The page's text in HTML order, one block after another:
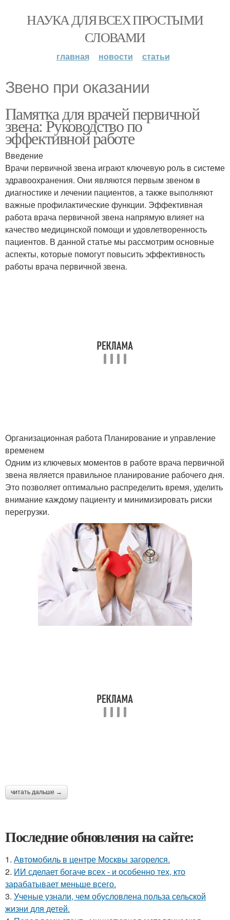
НАУКА ДЛЯ ВСЕХ ПРОСТЫМИ
СЛОВАМИ
главная новости статьи
Звено при оказании
Памятка для врачей первичной
звена: Руководство по
эффективной работе
Введение
Врачи первичной звена играют ключевую роль в системе
здравоохранения. Они являются первым звеном в
диагностике и лечении пациентов, а также выполняют
важные профилактические функции. Эффективная
работа врача первичной звена напрямую влияет на
качество медицинской помощи и удовлетворенность
пациентов. В данной статье мы рассмотрим основные
аспекты, которые помогут повысить эффективность
работы врача первичной звена.
Организационная работа Планирование и управление
временем
Одним из ключевых моментов в работе врача первичной
звена является правильное планирование рабочего дня.
Это позволяет оптимально распределить время, уделить
внимание каждому пациенту и минимизировать риски
перегрузки.
читать дальше →
Последние обновления на сайте:
1. Автомобиль в центре Москвы загорелся.
2. ИИ сделает богаче всех - и особенно тех, кто
зарабатывает меньше всего.
3. Ученые узнали, чем обусловлена польза сельской
жизни для детей.